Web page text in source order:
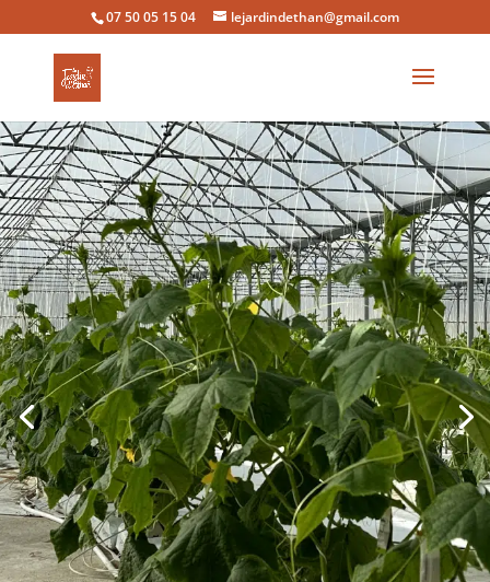
07 50 05 15 04 lejardindethan@gmail.com